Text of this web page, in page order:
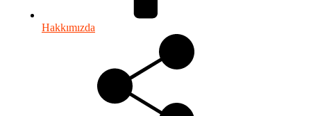
Hakkımızda